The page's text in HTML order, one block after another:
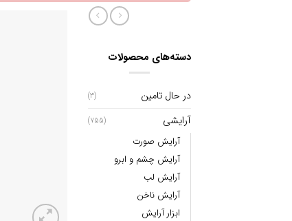
دسته‌های محصولات
در حال تامین (3)
آرایشی (755)
آرایش صورت
آرایش چشم و ابرو
آرایش لب
آرایش ناخن
ابزار آرایش